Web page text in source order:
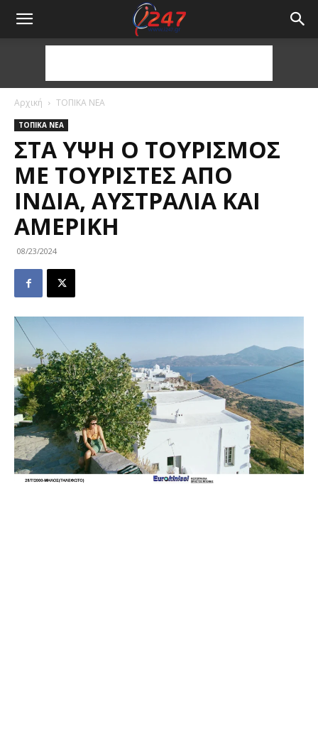
Αρχική ΤΟΠΙΚΑ ΝΕΑ
ΤΟΠΙΚΑ ΝΕΑ
ΣΤΑ ΎΨΗ Ο ΤΟΥΡΙΣΜΌΣ
ΜΕ ΤΟΥΡΊΣΤΕΣ ΑΠΌ
ΙΝΔΊΑ, ΑΥΣΤΡΑΛΊΑ ΚΑΙ
ΑΜΕΡΙΚΉ
08/23/2024